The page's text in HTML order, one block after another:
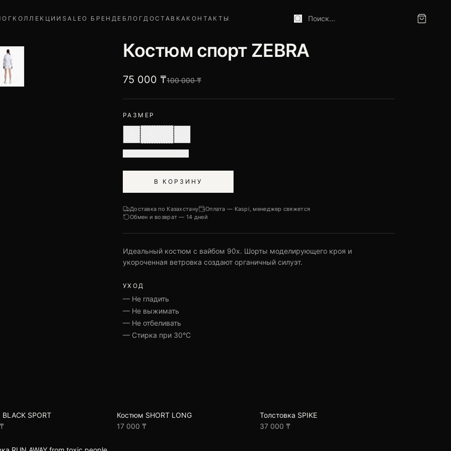
КОЛЛЕКЦИИ SALEО БРЕНДЕ БЛОГДОСТАВКА КОНТАКТЫ
Костюм спорт ZEBRA
75 000 ₸100 000 ₸
РАЗМЕР
В КОРЗИНУ
Доставка по Казахстану
Оплата — Kaspi, менеджер свяжется
Обмен и возврат — 14 дней
Идеальный костюм с вайбом 90х. Шорты моделирующего кроя и
укороченная ветровка создают органичный силуэт.
УХОД
— Не гладить
— Не выжимать
— Не отбеливать
— Стирка при 30°C
SPORT
Костюм SHORT LONG
17 000 ₸
Толстовка SPIKE
37 000 ₸